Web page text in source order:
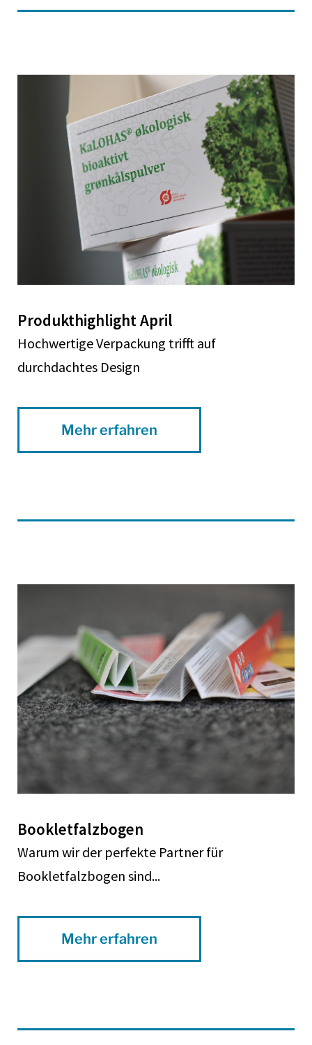
Produkthighlight April
Hochwertige Verpackung trifft auf
durchdachtes Design
Mehr erfahren
Bookletfalzbogen
Warum wir der perfekte Partner für
Bookletfalzbogen sind...
Mehr erfahren